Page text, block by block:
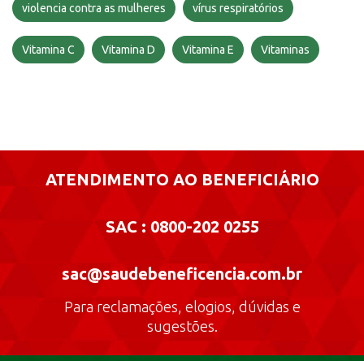
violencia contra as mulheres vírus respiratórios
Vitamina C Vitamina D Vitamina E Vitaminas
ATENDIMENTO AO BENEFICIÁRIO
SAC : 0800-202 0255
sac@saudebeneficencia.com.br
Para reclamações, elogios, dúvidas e
sugestões.